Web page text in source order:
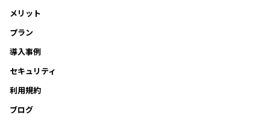
メリット
プラン
導入事例
セキュリティ
利用規約
ブログ